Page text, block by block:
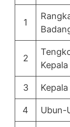
1
2
Kepala
3 Kepala
4 Ubun-